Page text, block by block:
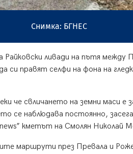
Снимка: БГНЕС
ливади на пътя между
правят селфи на фона на
че свличането на земни маси е
се наблюдава постоянно,
кметът на Смолян Николай
маршрути през Превала и